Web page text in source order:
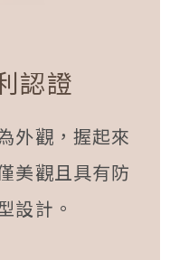
認證
外觀，握起來
美觀且具有防
設計。